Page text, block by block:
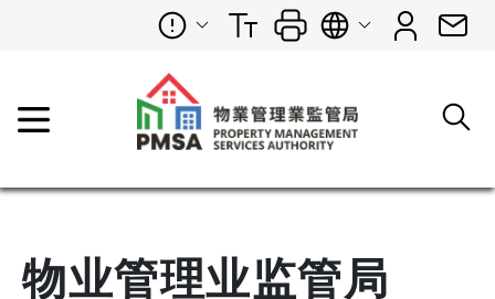
物业管理业监管局